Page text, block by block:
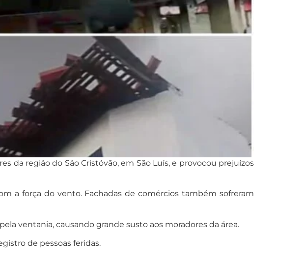
da região do São Cristóvão, em São Luís, e provocou prejuízos
a força do vento. Fachadas de comércios também sofreram
ventania, causando grande susto aos moradores da área.
de pessoas feridas.